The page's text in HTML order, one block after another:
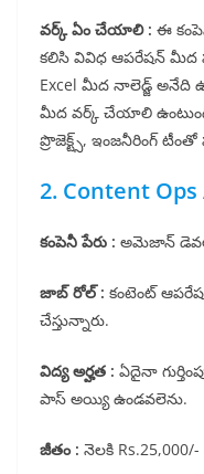
వర్క్ ఏం చేయాలి : ఈ
కలిసి వివిధ ఆపరేషన్ మీద
Excel మీద నాలెడ్జ్
మీద వర్క్ చేయాలి
ప్రొజెక్ట్స్, ఇంజనీరింగ్
2. Content
కంపెనీ పేరు : అమెజాన్
జాబ్ రోల్ : కంటెంట్
చేస్తున్నారు.
విద్య అర్హత : ఏదైనా
పాస్ అయ్యి ఉండవలెను.
జీతం : నెలకి Rs.25,000/-